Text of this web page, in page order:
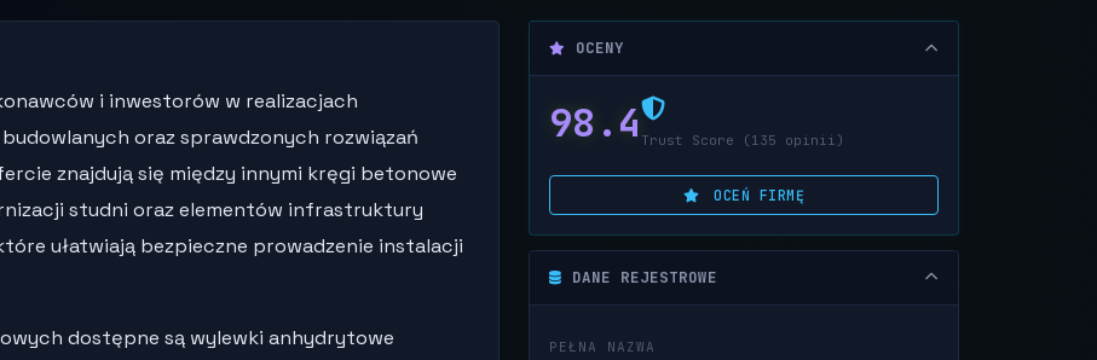
OCENY
98.4 Trust Score (135 opinii)
OCEŃ FIRMĘ
DANE REJESTROWE
PEŁNA NAZWA
i inwestorów w realizacjach
oraz sprawdzonych rozwiązań
znajdują się między innymi kręgi betonowe
studni oraz elementów infrastruktury
ułatwiają bezpieczne prowadzenie instalacji
dostępne są wylewki anhydrytowe